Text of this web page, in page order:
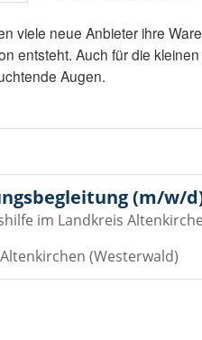
viele neue Anbieter ihre
entsteht. Auch für die
Augen.
(m/w/
im Landkreis
(Westerwald)